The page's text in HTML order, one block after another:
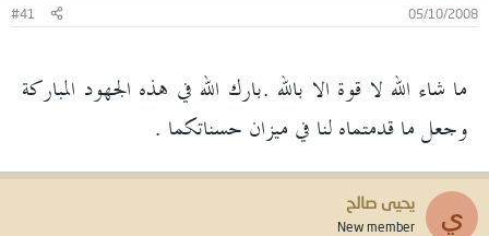
05/10/2008
#41
ما شاء الله لا قوة الا بالله .بارك الله في هذه الجهود المباركة
وجعل ما قدمتماه لنا في ميزان حسناتكما .
ي يحيى صالح
New member